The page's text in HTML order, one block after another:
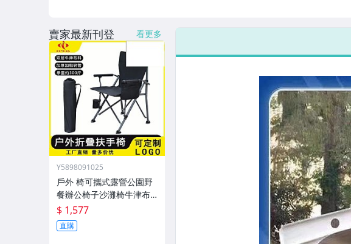
女裝與服飾配件
手錶與飾品配件
女包精品與女鞋
家電與影音視聽
賣家最新刊登 看更多
Y5898091025
戶外 椅可攜式露營公園野
餐辦公椅子沙灘椅牛津布
新款外
$ 1,577
直購